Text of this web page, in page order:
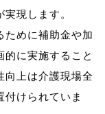
現します。
ために補助金や加
に実施すること
向上は介護現場全
けられていま